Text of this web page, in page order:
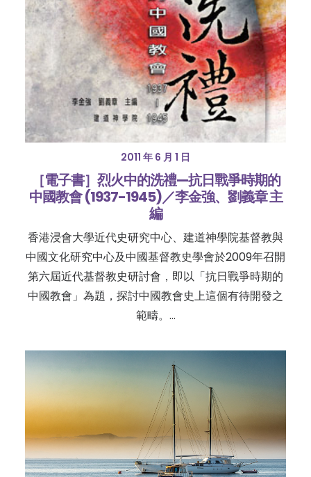
2011 年 6 月 1 日
［電子書］烈火中的洗禮—抗日戰爭時期的
中國教會 (1937-1945)／李金強、劉義章 主
編
香港浸會大學近代史研究中心、建道神學院基督教與
中國文化研究中心及中國基督教史學會於2009年召開
第六屆近代基督教史研討會，即以「抗日戰爭時期的
中國教會」為題，探討中國教會史上這個有待開發之
範疇。…